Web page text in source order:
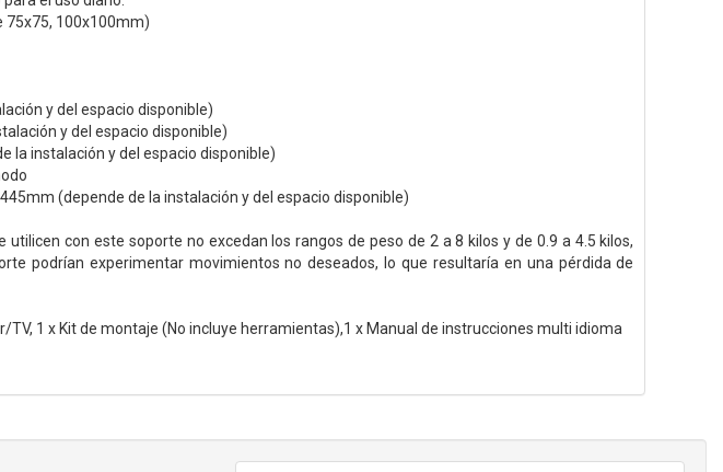
75x75, 100x100mm)
y del espacio disponible)
y del espacio disponible)
la instalación y del espacio disponible)
(depende de la instalación y del espacio disponible)
con este soporte no excedan los rangos de peso de 2 a 8 kilos y de 0.9 a 4.5 kilos,
podrían experimentar movimientos no deseados, lo que resultaría en una pérdida de
1 x Kit de montaje (No incluye herramientas),1 x Manual de instrucciones multi idioma